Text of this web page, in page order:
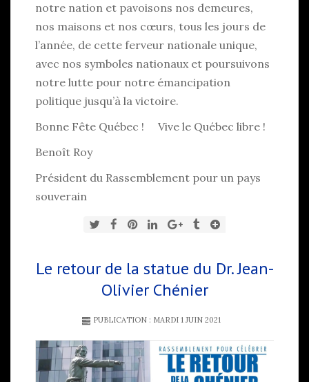
notre nation et pavoisons nos demeures,
nos maisons et nos cœurs, tous les jours de
l’année, de cette ferveur nationale unique,
avec nos symboles nationaux et poursuivons
notre lutte pour notre émancipation
politique jusqu’à la victoire.
Bonne Fête Québec ! Vive le Québec libre !
Benoît Roy
Président du Rassemblement pour un pays
souverain
Le retour de la statue du Dr. Jean-
Olivier Chénier
PUBLICATION : MARDI 1 JUIN 2021